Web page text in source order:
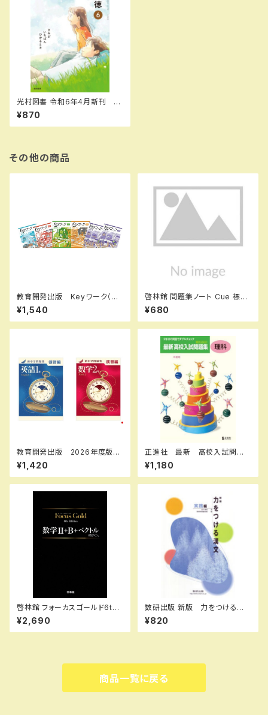
光村図書 令和6年4月新刊 小
学教科書 道徳６きみがいちば
んひかるとき ［教番：道徳61
4］ 新品 ISBN：97848138
¥870
その他の商品
教育開発出版 Keyワーク（キ
ーワーク） 地理 I,II 歴史 I,II
（ご選択ください） 2026年度
版 新品完全セット ISBN な
¥1,540
啓林館 問題集ノート Cue 標
準〜応用編 数学Ⅰ 2次関数
新品 問題集本体のみ 別冊
解答なし ISBN：978440222
51 SKU：000096904
¥680
教育開発出版 2026年度版
新中学問題集 英語 中1～3
演習編 各学年（選択くださ
い） 問題集本体と別冊解答つ
¥1,420
正進社 最新 高校入試問題
集 理科 2027年春受験用
新品完全セット ISBN： ISBN
-10： SKU：004000590
¥1,180
啓林館 フォーカスゴールド6th
Edition 数学Ⅱ+B+C（ベクト
ル） 新品 問題集本体と別冊
解答つき ISBN：978440226
¥2,690
数研出版 新版 力をつける漢
文 実践編 新品 問題集本
体のみ 別冊解答なし ISBN：
4410334328 ISBN-10：44
¥820
商品一覧に戻る